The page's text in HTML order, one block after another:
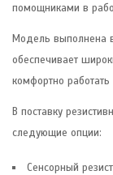
помощниками в
Модель выполнена
обеспечивает
комфортно
В поставку
следующие опции:
Сенсорный